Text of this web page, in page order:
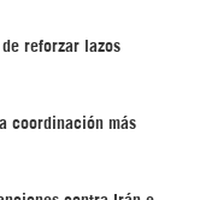
reforzar lazos
coordinación más
contra Irán e